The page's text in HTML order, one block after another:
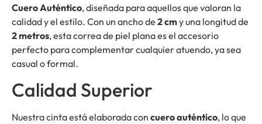
Cuero Auténtico, diseñada para aquellos que valoran la
calidad y el estilo. Con un ancho de 2 cmy una longitud de
2 metros, esta correa de piel plana es el accesorio
perfecto para complementar cualquier atuendo, ya sea
casual o formal.
Calidad Superior
Nuestra cinta está elaborada con cuero auténtico, lo que